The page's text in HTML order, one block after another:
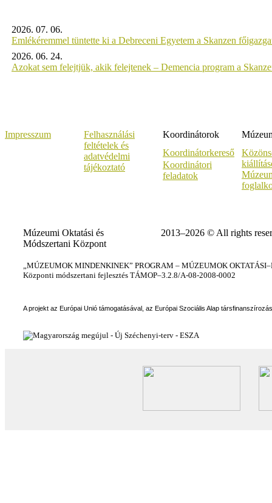
2026. 07. 06.
Emlékéremmel tüntette ki a Debreceni Egyetem a Skanzen
2026. 06. 24.
Azokat sem felejtjük, akik felejtenek – Demencia program a
Impresszum
Felhasználási
feltételek és
adatvédelmi
tájékoztató
Koordinátorok
Koordinátorkereső
Koordinátori
feladatok
Múzeumi Oktatási és
Módszertani Központ
2013–2026 © All rights
„MÚZEUMOK MINDENKINEK” PROGRAM – MÚZEUMOK
Központi módszertani fejlesztés TÁMOP–3.2.8/A-08-2008-0002
A projekt az Európai Unió támogatásával, az Európai Szociális Alap